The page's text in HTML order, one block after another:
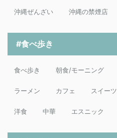
沖縄ぜんざい 沖縄の禁煙店
#食べ歩き
食べ歩き 朝食/モーニング
ラーメン カフェ スイーツ
洋食 中華 エスニック